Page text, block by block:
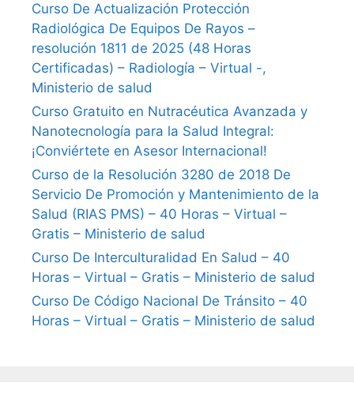
Curso De Actualización Protección
Radiológica De Equipos De Rayos –
resolución 1811 de 2025 (48 Horas
Certificadas) – Radiología – Virtual -,
Ministerio de salud
Curso Gratuito en Nutracéutica Avanzada y
Nanotecnología para la Salud Integral:
¡Conviértete en Asesor Internacional!
Curso de la Resolución 3280 de 2018 De
Servicio De Promoción y Mantenimiento de la
Salud (RIAS PMS) – 40 Horas – Virtual –
Gratis – Ministerio de salud
Curso De Interculturalidad En Salud – 40
Horas – Virtual – Gratis – Ministerio de salud
Curso De Código Nacional De Tránsito – 40
Horas – Virtual – Gratis – Ministerio de salud